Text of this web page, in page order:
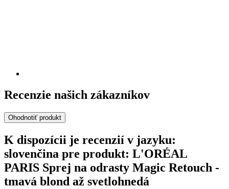
Recenzie našich zákazníkov
Ohodnotiť produkt
K dispozícii je recenzií v jazyku:
slovenčina pre produkt: L'ORÉAL
PARIS Sprej na odrasty Magic Retouch -
tmavá blond až svetlohnedá